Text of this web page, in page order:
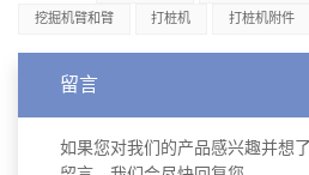
挖掘机臂和臂
打桩机 打桩机附件
留言
如果您对我们的产品感兴趣并想